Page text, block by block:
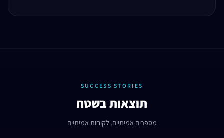
SUCCESS STORIES
תוצאות בשטח
מספרים אמיתיים, לקוחות אמיתיים